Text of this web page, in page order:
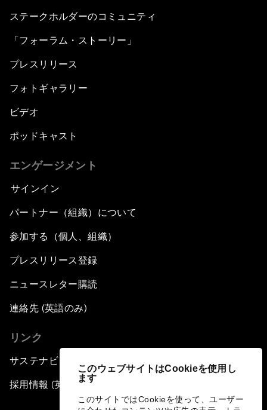
このウェブサイトはCookieを使用し
ます
このサイトではCookieを使って、ユーザー
ステークホルダーのコミュニティ
「フォーラム・ストーリー」
プレスリリース
フォトギャラリー
ビデオ
ポッドキャスト
エンゲージメント
サインイン
パートナー（組織）について
参加する（個人、組織）
プレスリリース登録
ニュースレター購読
連絡先 (英語のみ)
リンク
サステナビリティへの取り組み
採用情報 (英語のみ)